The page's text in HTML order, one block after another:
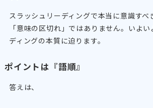
スラッシュリーディングで本当に意識すべ
「意味の区切れ」ではありません。いよ
ディングの本質に迫ります。
ポイントは『語順』
答えは、